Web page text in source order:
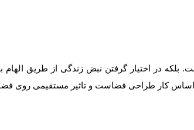
در اختیار گرفتن نبض زندگی از طریق
اساس کار طراحی فضاست و تاثیر مستقیمی روی